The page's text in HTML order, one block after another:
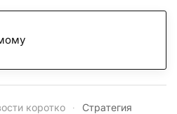
коротко
Стратегия